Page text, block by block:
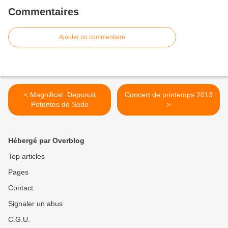
Commentaires
Ajouter un commentaire
< Magnificat: Deposuit
Potentes de Sede
Concert de printemps 2013
>
Hébergé par Overblog
Top articles
Pages
Contact
Signaler un abus
C.G.U.